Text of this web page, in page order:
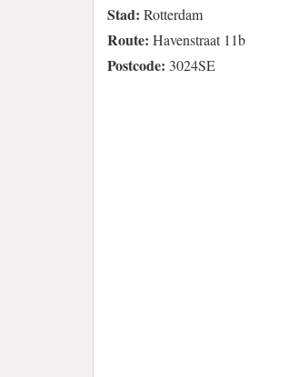
Stad: Rotterdam
Route: Havenstraat 11b
Postcode: 3024SE